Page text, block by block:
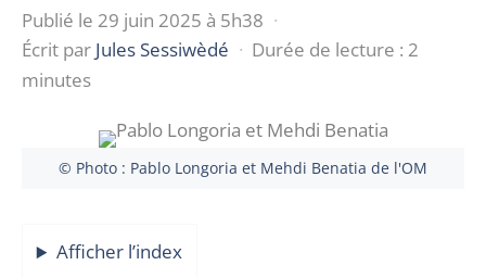
Publié le 29 juin 2025 à 5h38 ·
Écrit par Jules Sessiwèdé · Durée de lecture : 2
minutes
© Photo : Pablo Longoria et Mehdi Benatia de l'OM
Afficher l’index